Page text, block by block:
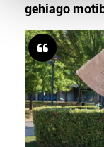
and set your
Guk eta gure
prozesatzen
teknologia
neurtzeko,
produktuak
erabiltzen
gehiago